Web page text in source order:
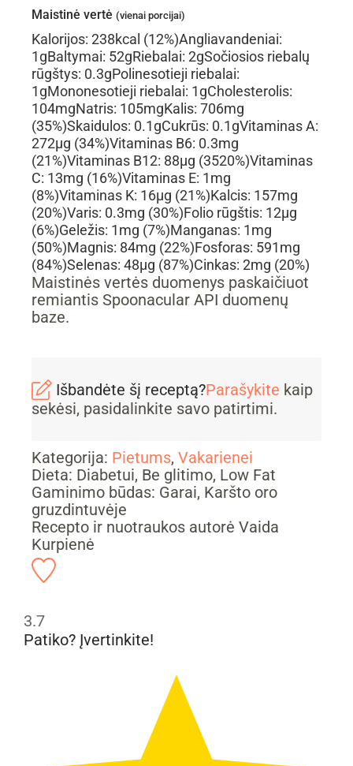
Maistinė vertė (vienai porcijai)
Kalorijos: 238kcal (12%)Angliavandeniai:
1gBaltymai: 52gRiebalai: 2gSočiosios riebalų
rūgštys: 0.3gPolinesotieji riebalai:
1gMononesotieji riebalai: 1gCholesterolis:
104mgNatris: 105mgKalis: 706mg
(35%)Skaidulos: 0.1gCukrūs: 0.1gVitaminas A:
272µg (34%)Vitaminas B6: 0.3mg
(21%)Vitaminas B12: 88µg (3520%)Vitaminas
C: 13mg (16%)Vitaminas E: 1mg
(8%)Vitaminas K: 16µg (21%)Kalcis: 157mg
(20%)Varis: 0.3mg (30%)Folio rūgštis: 12µg
(6%)Geležis: 1mg (7%)Manganas: 1mg
(50%)Magnis: 84mg (22%)Fosforas: 591mg
(84%)Selenas: 48µg (87%)Cinkas: 2mg (20%)
Maistinės vertės duomenys paskaičiuot
remiantis Spoonacular API duomenų
baze.
Išbandėte šį receptą?Parašykite kaip
sekėsi, pasidalinkite savo patirtimi.
Kategorija: Pietums, Vakarienei
Dieta: Diabetui, Be glitimo, Low Fat
Gaminimo būdas: Garai, Karšto oro
gruzdintuvėje
Recepto ir nuotraukos autorė Vaida
Kurpienė
3.7
Patiko? Įvertinkite!